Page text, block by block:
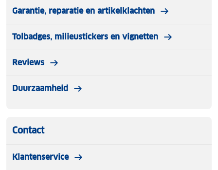
Garantie, reparatie en artikelklachten
Tolbadges, milieustickers en vignetten
Reviews
Duurzaamheid
Contact
Klantenservice